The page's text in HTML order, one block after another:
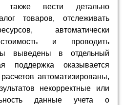
также вести детально
товаров, отслеживать
автоматически
и проводить
выведены в отдельный
поддержка оказывается
автоматизированы,
некорректные или
данные учета о